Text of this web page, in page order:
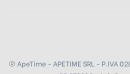
ApeTime - APETIME SRL - P.IVA